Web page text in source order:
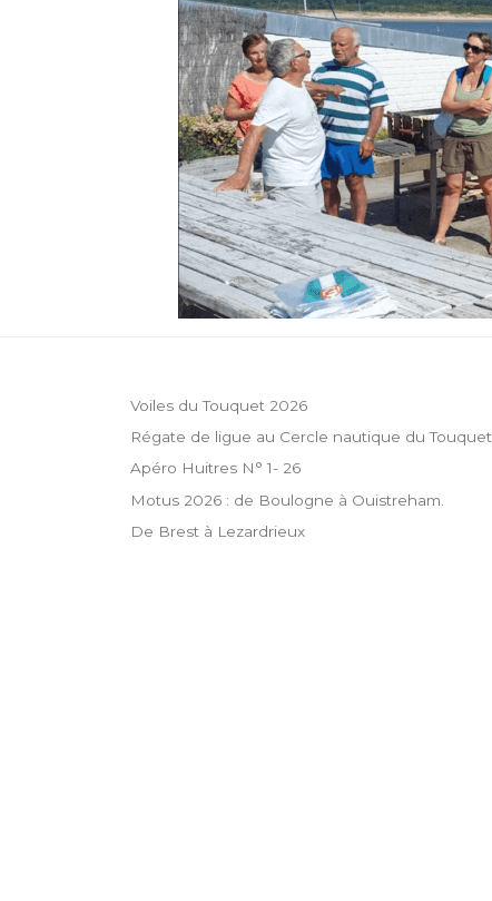
Voiles du Touquet 2026
Régate de ligue au Cercle nautique du Touquet
Apéro Huitres N° 1- 26
Motus 2026 : de Boulogne à Ouistreham.
De Brest à Lezardrieux